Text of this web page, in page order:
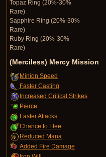
Topaz Ring (20%-30%
Rare)
Sapphire Ring (20%-30%
Rare)
Ruby Ring (20%-30%
Rare)
(Merciless) Mercy Mission
Minion Speed
Faster Casting
Increased Critical Strikes
Pierce
Faster Attacks
Chance to Flee
Reduced Mana
Added Fire Damage